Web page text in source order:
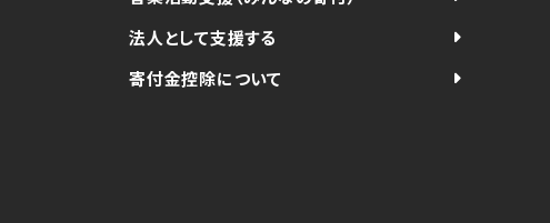
法人として支援する
寄付金控除について